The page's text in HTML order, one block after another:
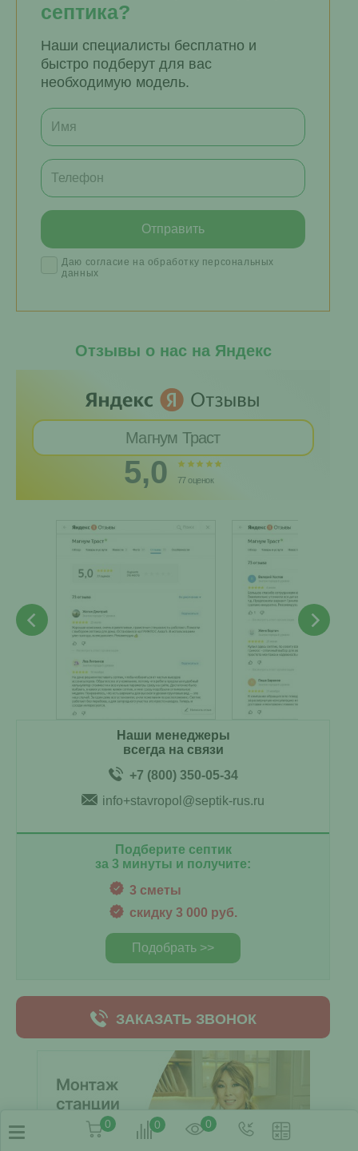
Наши менеджеры
всегда на связи
+7 (800) 350-05-34
info+stavropol@septik-rus.ru
Подберите септик
за 3 минуты и получите:
3 сметы
скидку 3 000 руб.
Подобрать >>
ЗАКАЗАТЬ ЗВОНОК
септика?
Наши специалисты бесплатно и
быстро подберут для вас
необходимую модель.
Даю согласие на обработку персональных
данных
Отзывы о нас на Яндекс
Магнум Траст
5,0 77 оценок
0 0 0